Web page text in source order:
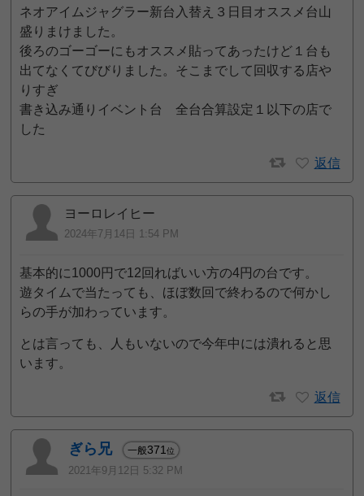
ネオアイムジャグラー新台入替え３日目オススメ台山
盛りまけました。
後ろのゴーゴーにもオススメ貼ってあったけど１台も
出てなくてびびりました。そこまでして回収する店や
りすぎ
書き込み通りイベント台 全台合算設定１以下の店で
した
返信
ヨーロレイヒー
2024年7月14日 1:54 PM
基本的に1000円で12回ればいい方の4円の台です。
遊タイムで当たっても、ほぼ数回で終わるので何かし
らの手が加わっています。
とは言っても、人もいないので今年中には潰れると思
います。
返信
ぎら兄 一般371位
2021年9月12日 5:32 PM